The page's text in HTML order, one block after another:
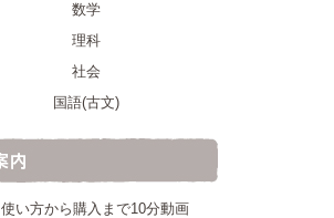
数学
理科
社会
国語(古文)
使い方から購入まで10分動画